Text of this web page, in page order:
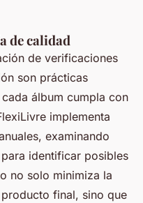
de calidad
de verificaciones
son prácticas
álbum cumpla con
implementa
examinando
identificar posibles
no solo minimiza la
final, sino que